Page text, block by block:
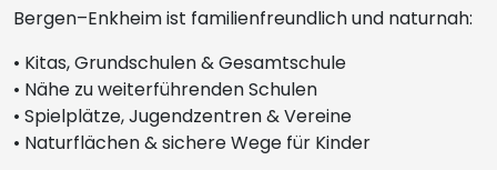
Bergen–Enkheim ist familienfreundlich und naturnah:
• Kitas, Grundschulen & Gesamtschule
• Nähe zu weiterführenden Schulen
• Spielplätze, Jugendzentren & Vereine
• Naturflächen & sichere Wege für Kinder